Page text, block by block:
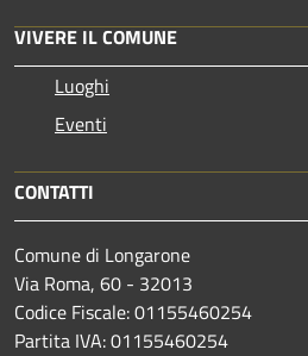
VIVERE IL COMUNE
Luoghi
Eventi
CONTATTI
Comune di Longarone
Via Roma, 60 - 32013
Codice Fiscale: 01155460254
Partita IVA: 01155460254